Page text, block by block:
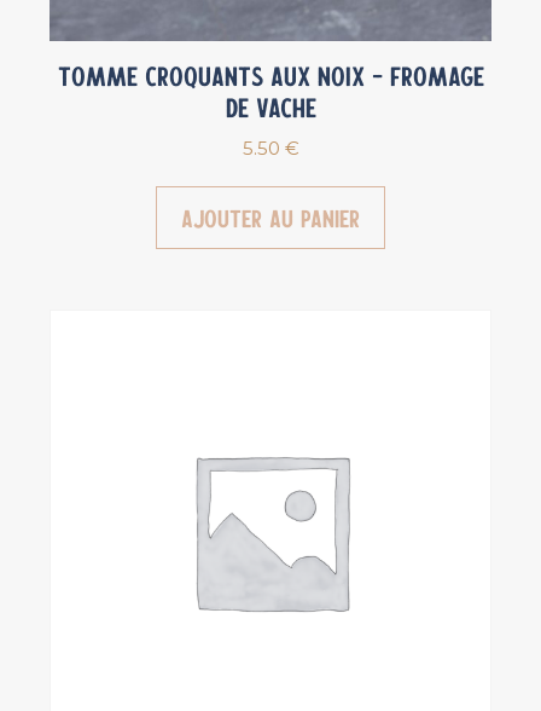
Tomme Croquants aux noix – Fromage
de vache
5.50 €
Ajouter au panier